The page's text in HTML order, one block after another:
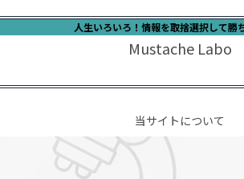
人生いろいろ！情報を取捨選択して勝
Mustache Labo
当サイトについて